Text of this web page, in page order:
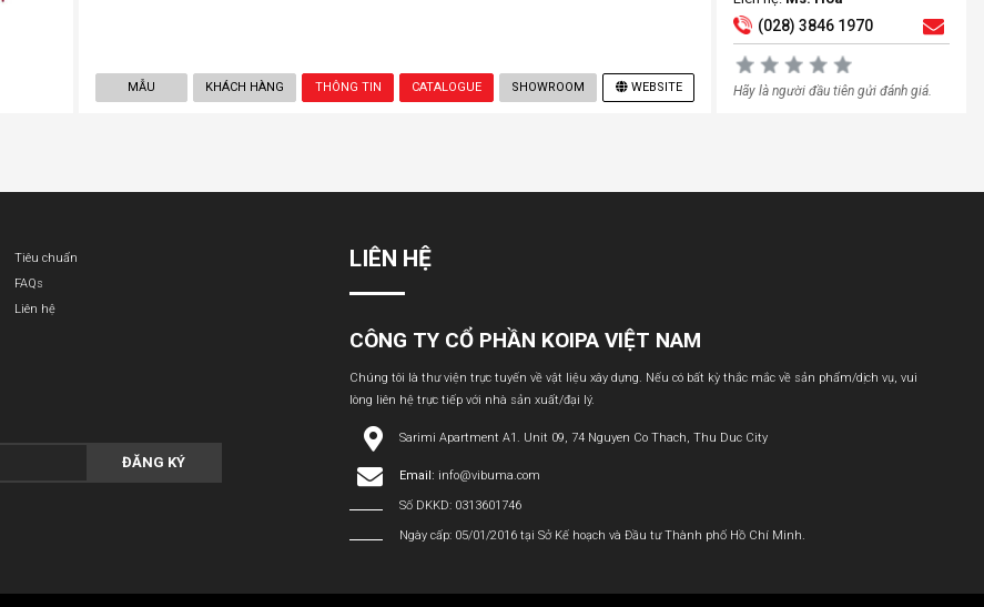
MẪU KHÁCH HÀNG THÔNG TIN CATALOGUE SHOWROOM WEBSITE
(028) 3846 1970
Hãy là người đầu tiên gửi đánh giá.
Tiêu chuẩn
FAQs
Liên hệ
ĐĂNG KÝ
LIÊN HỆ
CÔNG TY CỔ PHẦN KOIPA VIỆT NAM
Chúng tôi là thư viện trực tuyến về vật liệu xây dựng. Nếu có bất kỳ thắc mắc về sản phẩm/dịch vụ, vui
lòng liên hệ trực tiếp với nhà sản xuất/đại lý.
Sarimi Apartment A1. Unit 09, 74 Nguyen Co Thach, Thu Duc City
Email: info@vibuma.com
Số DKKD: 0313601746
Ngày cấp: 05/01/2016 tại Sở Kế hoạch và Đầu tư Thành phố Hồ Chí Minh.